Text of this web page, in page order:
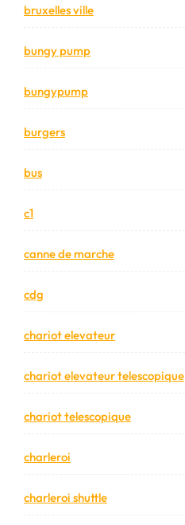
bruxelles ville
bungy pump
bungypump
burgers
bus
c1
canne de marche
cdg
chariot elevateur
chariot elevateur telescopique
chariot telescopique
charleroi
charleroi shuttle